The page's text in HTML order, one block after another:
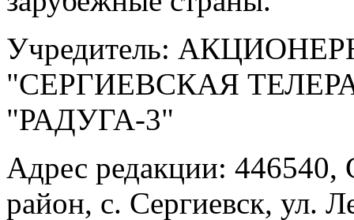
Учредитель:
"СЕРГИЕВСКАЯ
"РАДУГА-3"
Адрес редакции: 446540,
район, с. Сергиевск, ул.